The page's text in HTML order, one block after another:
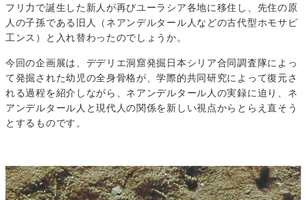
フリ力で誕生した新人が再びユーラシア各地に移住し、先住の原
人の子孫である旧人（ネアンデルタール人などの古代型ホモサピ
工ンス）と入れ替わったのでしょうか。
今回の企画展は、デデリエ洞窟発掘日本シリア合同調査隊によっ
て発掘された幼児の全身骨格が、学際的共同研究によって復元さ
れる過程を紹介しながら、ネアンデルタール人の実録に迫り、ネ
アンデルタール人と現代人の関係を新しい視点からとらえ直そう
とするものです。